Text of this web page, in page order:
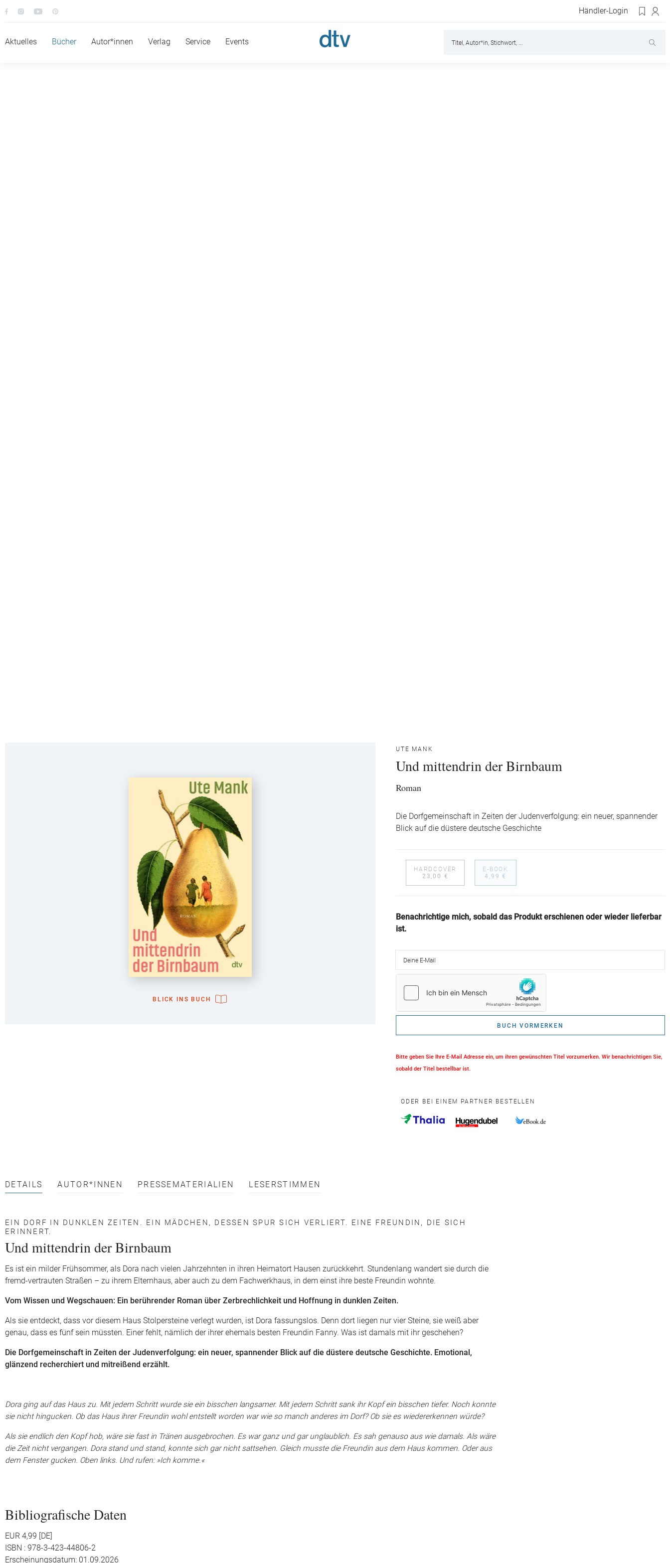
Händler-Login
Aktuelles Bücher Autor*innen Verlag Service Events
BLICK INS BUCH
DEMNÄCHST
UTE MANK
Und mittendrin der Birnbaum
Roman
Die Dorfgemeinschaft in Zeiten der Judenverfolgung: ein neuer, spannender
Blick auf die düstere deutsche Geschichte
HARDCOVER
23,00 €
E-BOOK
4,99 €
Benachrichtige mich, sobald das Produkt erschienen oder wieder lieferbar
ist.
BUCH VORMERKEN
Bitte geben Sie Ihre E-Mail Adresse ein, um ihren gewünschten Titel vorzumerken. Wir benachrichtigen Sie,
sobald der Titel bestellbar ist.
ODER BEI EINEM PARTNER BESTELLEN
DETAILS AUTOR*INNEN PRESSEMATERIALIEN LESERSTIMMEN
EIN DORF IN DUNKLEN ZEITEN. EIN MÄDCHEN, DESSEN SPUR SICH VERLIERT. EINE FREUNDIN, DIE SICH
ERINNERT.
Und mittendrin der Birnbaum
Es ist ein milder Frühsommer, als Dora nach vielen Jahrzehnten in ihren Heimatort Hausen zurückkehrt. Stundenlang wandert sie durch die
fremd-vertrauten Straßen – zu ihrem Elternhaus, aber auch zu dem Fachwerkhaus, in dem einst ihre beste Freundin wohnte.
Vom Wissen und Wegschauen: Ein berührender Roman über Zerbrechlichkeit und Hoffnung in dunklen Zeiten.
Als sie entdeckt, dass vor diesem Haus Stolpersteine verlegt wurden, ist Dora fassungslos. Denn dort liegen nur vier Steine, sie weiß aber
genau, dass es fünf sein müssten. Einer fehlt, nämlich der ihrer ehemals besten Freundin Fanny. Was ist damals mit ihr geschehen?
Die Dorfgemeinschaft in Zeiten der Judenverfolgung: ein neuer, spannender Blick auf die düstere deutsche Geschichte. Emotional,
glänzend recherchiert und mitreißend erzählt.
Dora ging auf das Haus zu. Mit jedem Schritt wurde sie ein bisschen langsamer. Mit jedem Schritt sank ihr Kopf ein bisschen tiefer. Noch konnte
sie nicht hingucken. Ob das Haus ihrer Freundin wohl entstellt worden war wie so manch anderes im Dorf? Ob sie es wiedererkennen würde?
Als sie endlich den Kopf hob, wäre sie fast in Tränen ausgebrochen. Es war ganz und gar unglaublich. Es sah genauso aus wie damals. Als wäre
die Zeit nicht vergangen. Dora stand und stand, konnte sich gar nicht sattsehen. Gleich musste die Freundin aus dem Haus kommen. Oder aus
dem Fenster gucken. Oben links. Und rufen: »Ich komme.«
Bibliografische Daten
EUR 4,99 [DE]
ISBN : 978-3-423-44806-2
Erscheinungsdatum: 01.09.2026